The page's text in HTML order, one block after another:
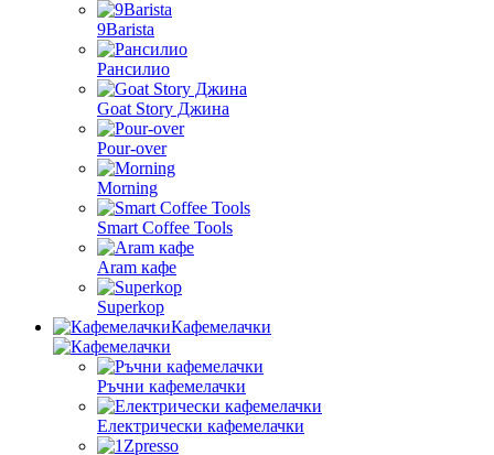
9Barista
Рансилио
Goat Story Джина
Pour-over
Morning
Smart Coffee Tools
Aram кафе
Superkop
Кафемелачки
Ръчни кафемелачки
Електрически кафемелачки